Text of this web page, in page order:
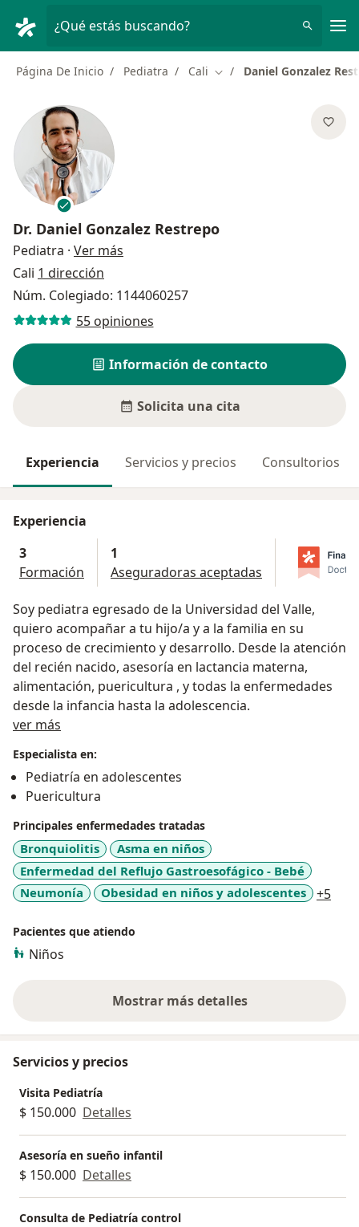
¿Qué estás buscando?
Página De Inicio Pediatra Cali Cambiar de ciudad
Daniel Gonzalez
Dr. Daniel Gonzalez Restrepo
Pediatra · Ver más
Cali 1 dirección
Núm. Colegiado: 1144060257
55 opiniones
Información de contacto
Solicita una cita
Experiencia Servicios y precios Consultorios
Experiencia
3
Formación
1
Aseguradoras aceptadas
Soy pediatra egresado de la Universidad del Valle,
quiero acompañar a tu hijo/a y a la familia en su
proceso de crecimiento y desarrollo. Desde la atención
del recién nacido, asesoría en lactancia materna,
alimentación, puericultura , y todas la enfermedades
desde la infancia hasta la adolescencia.
ver más
Especialista en:
Pediatría en adolescentes
Puericultura
Principales enfermedades tratadas
Bronquiolitis
Asma en niños
Enfermedad del Reflujo Gastroesofágico - Bebé
Neumonía
Obesidad en niños y adolescentes +5
Pacientes que atiendo
Niños
Mostrar más detalles
sobre la experiencia
Servicios y precios
Visita Pediatría
$ 150.000 Detalles
Asesoría en sueño infantil
$ 150.000 Detalles
Consulta de Pediatría control